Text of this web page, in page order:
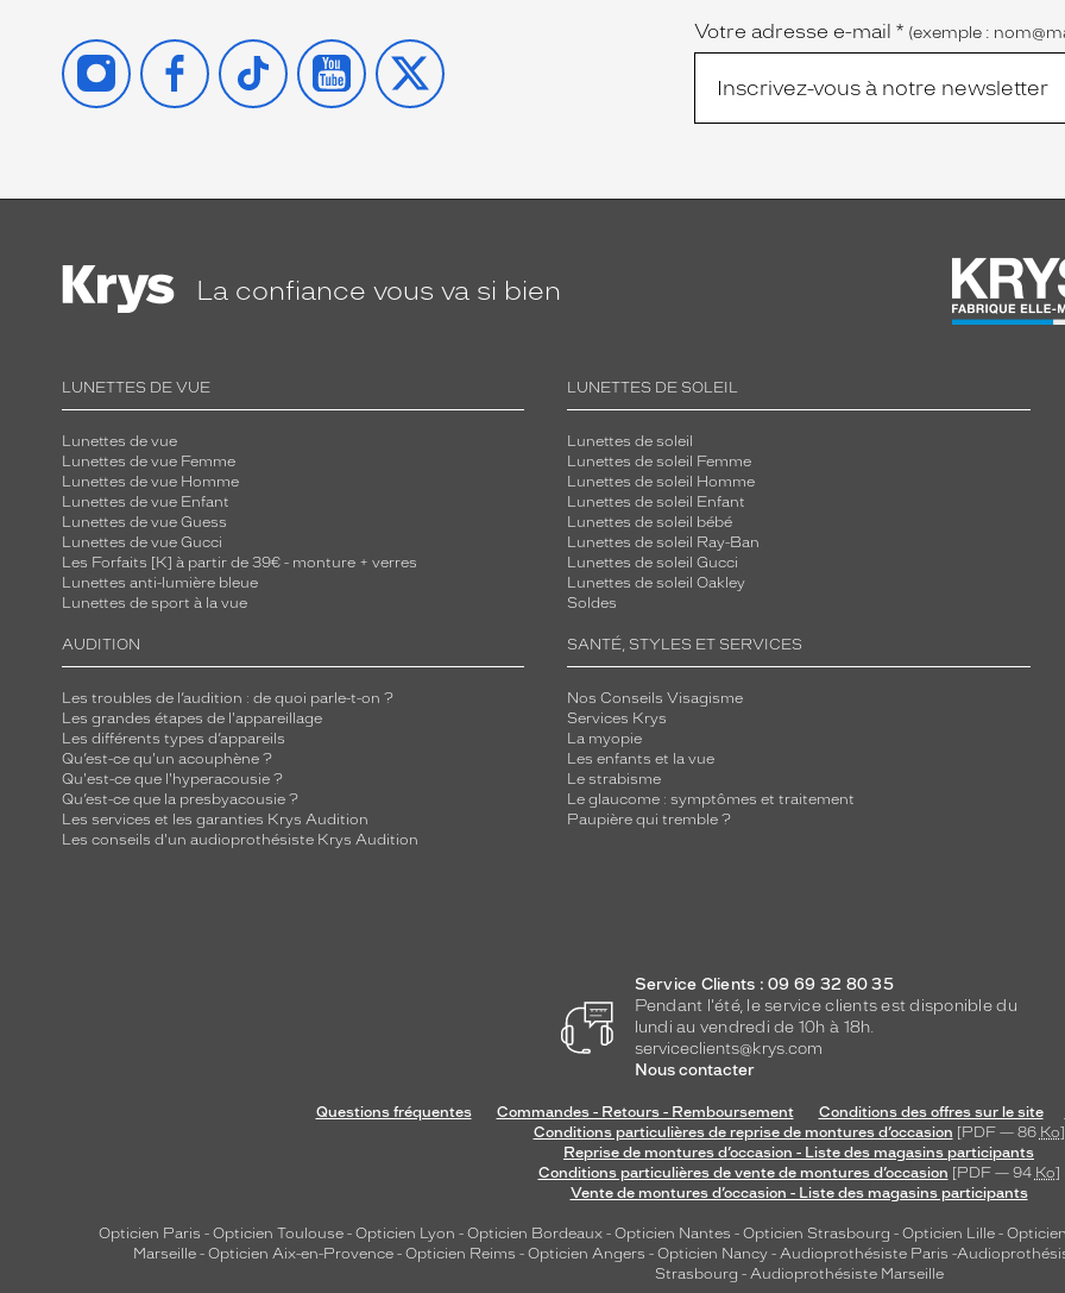
INSTAGRAMFACEBOOK
TIKTOK YOUTUBE
X
Votre adresse e-mail * (exemple :
La confiance vous va si bien
LUNETTES DE VUE
Lunettes de vue
Lunettes de vue Femme
Lunettes de vue Homme
Lunettes de vue Enfant
Lunettes de vue Guess
Lunettes de vue Gucci
Les Forfaits [K] à partir de 39€ - monture + verres
Lunettes anti-lumière bleue
Lunettes de sport à la vue
LUNETTES DE SOLEIL
Lunettes de soleil
Lunettes de soleil Femme
Lunettes de soleil Homme
Lunettes de soleil Enfant
Lunettes de soleil bébé
Lunettes de soleil Ray-Ban
Lunettes de soleil Gucci
Lunettes de soleil Oakley
Soldes
AUDITION
Les troubles de l’audition : de quoi parle-t-on ?
Les grandes étapes de l'appareillage
Les différents types d’appareils
Qu’est-ce qu'un acouphène ?
Qu'est-ce que l'hyperacousie ?
Qu’est-ce que la presbyacousie ?
Les services et les garanties Krys Audition
Les conseils d'un audioprothésiste Krys Audition
SANTÉ, STYLES ET SERVICES
Nos Conseils Visagisme
Services Krys
La myopie
Les enfants et la vue
Le strabisme
Le glaucome : symptômes et traitement
Paupière qui tremble ?
Service Clients : 09 69 32 80 35
Pendant l'été, le service clients est disponible du
lundi au vendredi de 10h à 18h.
serviceclients@krys.com
Nous contacter
Questions fréquentes Commandes - Retours - Remboursement Conditions des offres sur le site
Conditions particulières de reprise de montures d’occasion [PDF — 86 Ko]
Reprise de montures d’occasion - Liste des magasins participants
Conditions particulières de vente de montures d’occasion [PDF — 94 Ko]
Vente de montures d’occasion - Liste des magasins participants
Opticien Paris - Opticien Toulouse - Opticien Lyon - Opticien Bordeaux - Opticien Nantes - Opticien Strasbourg - Opticien Lille -
Marseille - Opticien Aix-en-Provence - Opticien Reims - Opticien Angers - Opticien Nancy - Audioprothésiste Paris -
Strasbourg - Audioprothésiste Marseille